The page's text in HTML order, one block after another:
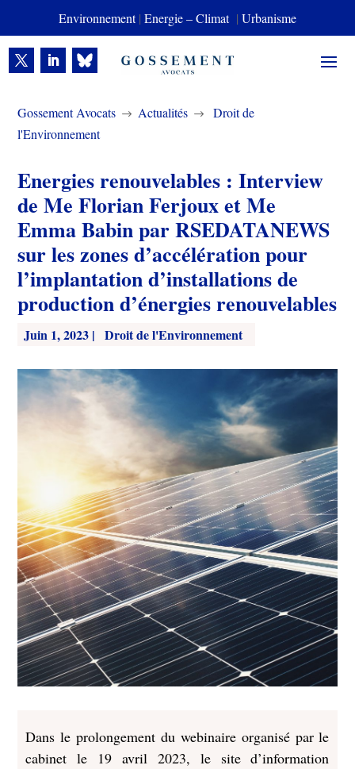
Environnement| Energie – Climat | Urbanisme
Gossement Avocats $ Actualités $
Droit de
l'Environnement
Energies renouvelables : Interview
de Me Florian Ferjoux et Me
Emma Babin par RSEDATANEWS
sur les zones d’accélération pour
l’implantation d’installations de
production d’énergies renouvelables
Juin 1, 2023 | Droit de l'Environnement
Dans le prolongement du webinaire organisé par le
cabinet le 19 avril 2023, le site d’information